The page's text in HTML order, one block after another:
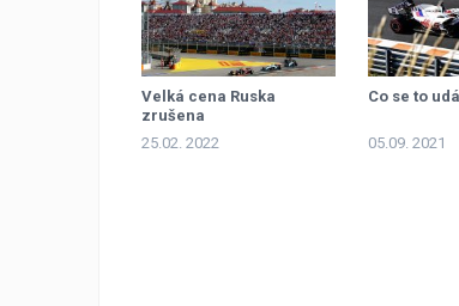
Velká cena Ruska
zrušena
25.02. 2022
Co se to
05.09. 2021